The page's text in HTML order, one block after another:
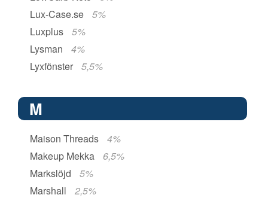
Lux-Case.se
5%
Luxplus
5%
Lysman
4%
Lyxfönster
5,5%
M
Maison Threads
4%
Makeup Mekka
6,5%
Markslöjd
5%
Marshall
2,5%